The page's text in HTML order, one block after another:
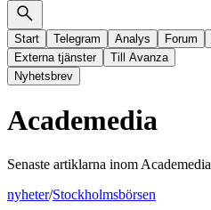
Start Telegram Analys Forum
Externa tjänster
Till Avanza
Nyhetsbrev
Academedia
Senaste artiklarna inom Academedia
nyheter/Stockholmsbörsen